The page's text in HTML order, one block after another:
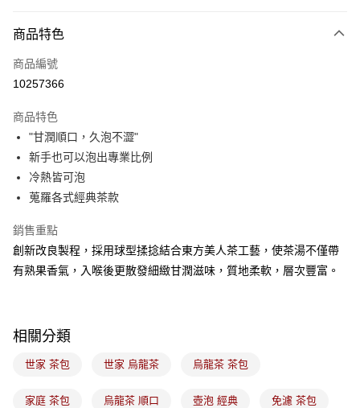
Apple Pay
悠遊付
全盈+PAY
ATM付款
運送方式
常溫宅配-(限重20kg以下)
免運費
商品特色
商品編號
10257366
商品特色
"甘潤順口，久泡不澀"
新手也可以泡出專業比例
冷熱皆可泡
蒐羅各式經典茶款
銷售重點
創新改良製程，採用球型揉捻結合東方美人茶工藝，使茶湯不僅帶
有熟果香氣，入喉後更散發細緻甘潤滋味，質地柔軟，層次豐富。
相關分類
世家 茶包 世家 烏龍茶 烏龍茶 茶包
家庭 茶包 烏龍茶 順口 壺泡 經典 免濾 茶包